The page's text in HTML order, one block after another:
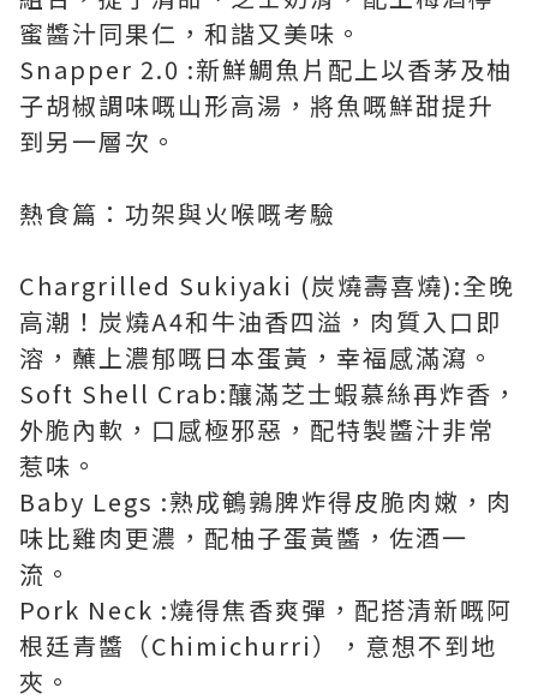
蜜醬汁同果仁，和諧又美味。
Snapper 2.0 :新鮮鯛魚片配上以香茅及柚
子胡椒調味嘅山形高湯，將魚嘅鮮甜提升
到另一層次。
熱食篇：功架與火喉嘅考驗
Chargrilled Sukiyaki (炭燒壽喜燒):全晚
高潮！炭燒A4和牛油香四溢，肉質入口即
溶，蘸上濃郁嘅日本蛋黃，幸福感滿瀉。
Soft Shell Crab:釀滿芝士蝦慕絲再炸香，
外脆內軟，口感極邪惡，配特製醬汁非常
惹味。
Baby Legs :熟成鵪鶉脾炸得皮脆肉嫩，肉
味比雞肉更濃，配柚子蛋黃醬，佐酒一
流。
Pork Neck :燒得焦香爽彈，配搭清新嘅阿
根廷青醬（Chimichurri），意想不到地
夾。